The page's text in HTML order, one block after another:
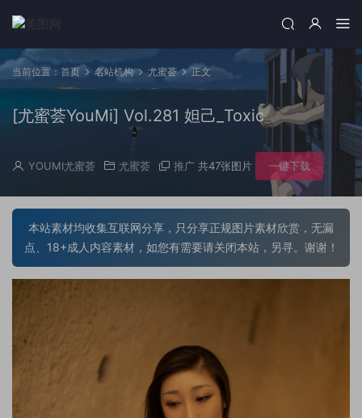
当前位置： 首页 名站机构 尤蜜荟 正文
[尤蜜荟YouMi] Vol.281 妲己_Toxic
YOUMI尤蜜荟 尤蜜荟 推广 共47张图片 一键下载
本站素材均收集互联网分享，只分享正规图片素材欣赏，无漏
点、18+成人内容素材，如您有需要请关闭本站，另寻。谢谢！